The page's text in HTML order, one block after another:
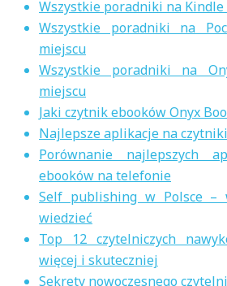
Wszystkie poradniki na
Wszystkie poradniki na
miejscu
Wszystkie poradniki na
miejscu
Jaki czytnik ebooków Onyx
Najlepsze aplikacje na
Porównanie najlepszych
ebooków na telefonie
Self publishing w Polsce –
wiedzieć
Top 12 czytelniczych
więcej i skuteczniej
Sekrety nowoczesnego